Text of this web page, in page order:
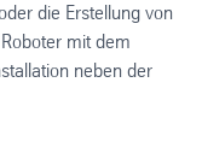
die Erstellung von
mit dem
neben der